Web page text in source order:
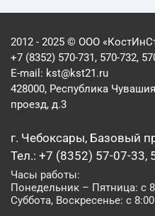
2012 - 2025 © ООО
+7 (8352) 570-731, 570-732,
E-mail: kst@kst21.ru
428000, Республика
проезд, д.3
г. Чебоксары, Базовый
Тел.: +7 (8352) 57-07-33,
Часы работы:
Понедельник – Пятница: с
Суббота, Воскресенье: с